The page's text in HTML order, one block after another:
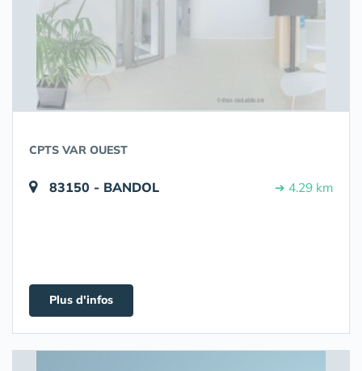
CPTS VAR OUEST
83150 - BANDOL ➔ 4.29 km
Plus d'infos